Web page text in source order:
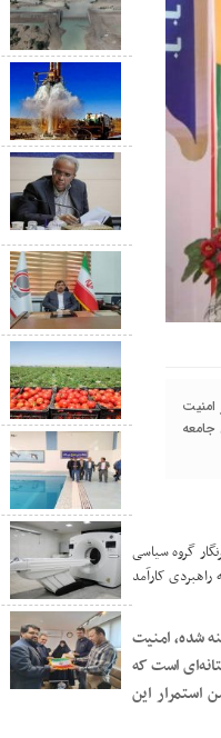
گروه سیاسی
کارآمد
شده، امنیت
است که
استمرار این